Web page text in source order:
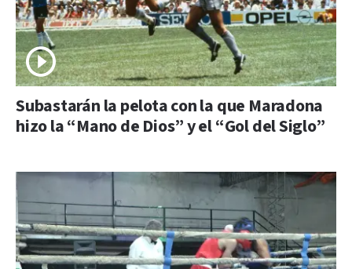
Subastarán la pelota con la que Maradona
hizo la “Mano de Dios” y el “Gol del Siglo”